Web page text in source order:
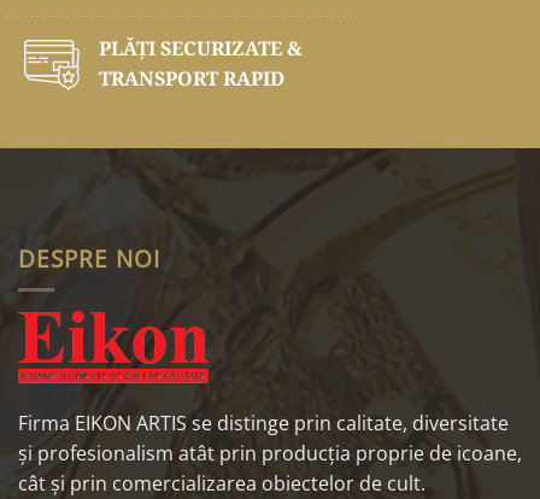
PLĂŢI SECURIZATE &
TRANSPORT RAPID
DESPRE NOI
Firma EIKON ARTIS se distinge prin calitate, diversitate
și profesionalism atât prin producția proprie de icoane,
cât și prin comercializarea obiectelor de cult.